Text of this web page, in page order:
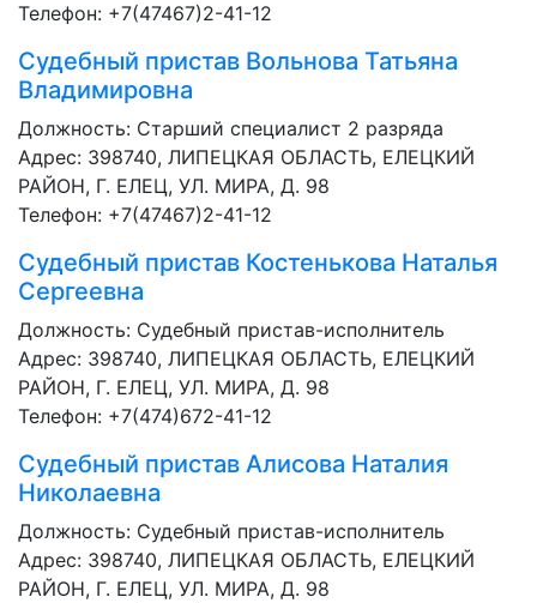
Телефон: +7(47467)2-41-12
Судебный пристав Вольнова Татьяна
Владимировна
Должность: Старший специалист 2 разряда
Адрес: 398740, ЛИПЕЦКАЯ ОБЛАСТЬ, ЕЛЕЦКИЙ
РАЙОН, Г. ЕЛЕЦ, УЛ. МИРА, Д. 98
Телефон: +7(47467)2-41-12
Судебный пристав Костенькова Наталья
Сергеевна
Должность: Судебный пристав-исполнитель
Адрес: 398740, ЛИПЕЦКАЯ ОБЛАСТЬ, ЕЛЕЦКИЙ
РАЙОН, Г. ЕЛЕЦ, УЛ. МИРА, Д. 98
Телефон: +7(474)672-41-12
Судебный пристав Алисова Наталия
Николаевна
Должность: Судебный пристав-исполнитель
Адрес: 398740, ЛИПЕЦКАЯ ОБЛАСТЬ, ЕЛЕЦКИЙ
РАЙОН, Г. ЕЛЕЦ, УЛ. МИРА, Д. 98